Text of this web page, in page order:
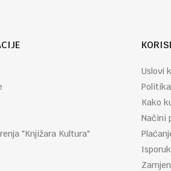
"Knjižara Kultura"
Uslovi
Kako
Načini